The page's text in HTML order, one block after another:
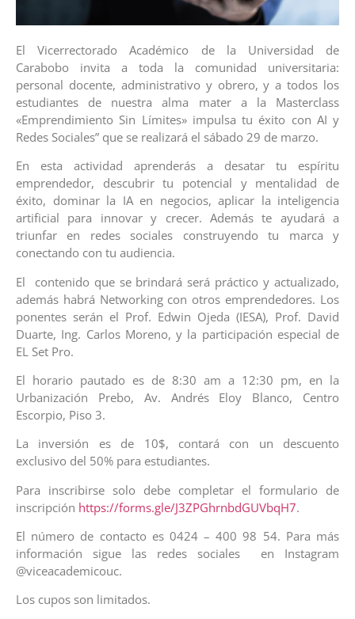
El Vicerrectorado Académico de la Universidad de
Carabobo invita a toda la comunidad universitaria:
personal docente, administrativo y obrero, y a todos los
estudiantes de nuestra alma mater a la Masterclass
«Emprendimiento Sin Límites» impulsa tu éxito con AI y
Redes Sociales” que se realizará el sábado 29 de marzo.
En esta actividad aprenderás a desatar tu espíritu
emprendedor, descubrir tu potencial y mentalidad de
éxito, dominar la IA en negocios, aplicar la inteligencia
artificial para innovar y crecer. Además te ayudará a
triunfar en redes sociales construyendo tu marca y
conectando con tu audiencia.
El contenido que se brindará será práctico y actualizado,
además habrá Networking con otros emprendedores. Los
ponentes serán el Prof. Edwin Ojeda (IESA), Prof. David
Duarte, Ing. Carlos Moreno, y la participación especial de
EL Set Pro.
El horario pautado es de 8:30 am a 12:30 pm, en la
Urbanización Prebo, Av. Andrés Eloy Blanco, Centro
Escorpio, Piso 3.
La inversión es de 10$, contará con un descuento
exclusivo del 50% para estudiantes.
Para inscribirse solo debe completar el formulario de
inscripción https://forms.gle/J3ZPGhrnbdGUVbqH7.
El número de contacto es 0424 – 400 98 54. Para más
información sigue las redes sociales en Instagram
@viceacademicouc.
Los cupos son limitados.